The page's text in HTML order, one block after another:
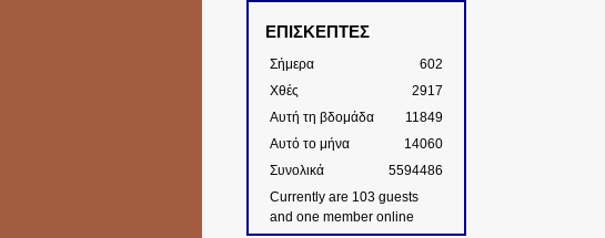
ΕΠΙΣΚΕΠΤΕΣ
Σήμερα
602
Χθές
2917
Αυτή τη βδομάδα
11849
Αυτό το μήνα
14060
Συνολικά
5594486
Currently are 103 guests
and one member online